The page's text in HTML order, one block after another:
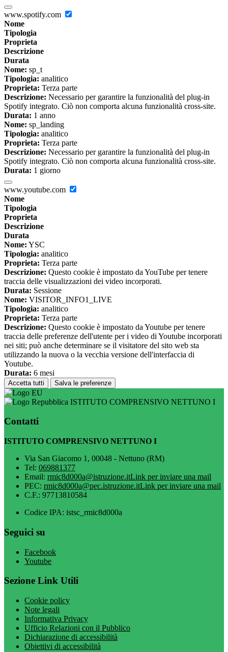
www.spotify.com
Nome
Tipologia
Proprieta
Descrizione
Durata
Nome: sp_t
Tipologia: analitico
Proprieta: Terza parte
Descrizione: Necessario per garantire la funzionalità del plug-in
Spotify integrato. Ciò non comporta alcuna funzionalità cross-site.
Durata: 1 anno
Nome: sp_landing
Tipologia: analitico
Proprieta: Terza parte
Descrizione: Necessario per garantire la funzionalità del plug-in
Spotify integrato. Ciò non comporta alcuna funzionalità cross-site.
Durata: 1 giorno
www.youtube.com
Nome
Tipologia
Proprieta
Descrizione
Durata
Nome: YSC
Tipologia: analitico
Proprieta: Terza parte
Descrizione: Questo cookie è impostato da YouTube per tenere
traccia delle visualizzazioni dei video incorporati.
Durata: Sessione
Nome: VISITOR_INFO1_LIVE
Tipologia: analitico
Proprieta: Terza parte
Descrizione: Questo cookie è impostato da Youtube per tenere
traccia delle preferenze dell'utente per i video di Youtube incorporati
nei siti; può anche determinare se il visitatore del sito web sta
utilizzando la nuova o la vecchia versione dell'interfaccia di
Youtube.
Durata: 6 mesi
Accetta tutti Salva le preferenze
ISTITUTO COMPRENSIVO NETTUNO I
Contatti
ISTITUTO COMPRENSIVO NETTUNO I
Via San Giacomo 1, 00048 - Nettuno (RM)
Tel: 069881377
Email: rmic8d000a@istruzione.itLink per inviare una mail
PEC: rmic8d000a@pec.istruzione.itLink per inviare una mail
C.F.: 97713810584
Codice IPA: istsc_rmic8d000a
Seguici su
Facebook
Youtube
Sezione Link Utili
Cookie policy
Note legali
Informativa Privacy
Ufficio Relazioni con il Pubblico
Dichiarazione di accessibilità
Obiettivi di accessibilità